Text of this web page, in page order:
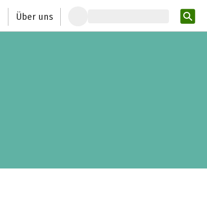
Über uns